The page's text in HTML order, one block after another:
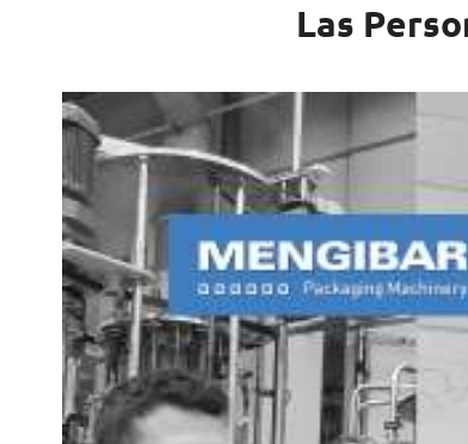
Las